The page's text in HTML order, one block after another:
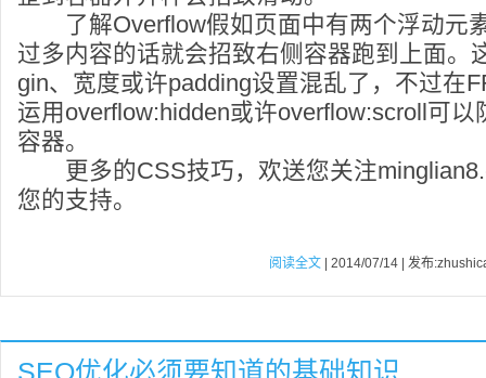
了解Overflow假如页面中有两个浮动元
过多内容的话就会招致右侧容器跑到上面。
gin、宽度或许padding设置混乱了，不过在
运用overflow:hidden或许overflow:scroll可
容器。
更多的CSS技巧，欢送您关注
您的支持。
阅读全文 | 2014/07/14 | 发布
SEO优化必须要知道的基础知识